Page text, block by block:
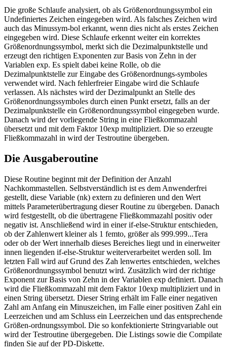
Die große Schlaufe analysiert, ob als Größenordnungssymbol ein
Undefiniertes Zeichen eingegeben wird. Als falsches Zeichen wird
auch das Minussym-bol erkannt, wenn dies nicht als erstes Zeichen
eingegeben wird. Diese Schlaufe erkennt weiter ein korrektes
Größenordnungssymbol, merkt sich die Dezimalpunktstelle und
erzeugt den richtigen Exponenten zur Basis von Zehn in der
Variablen exp. Es spielt dabei keine Rolle, ob die
Dezimalpunktstelle zur Eingabe des Größenordnungs-symboles
verwendet wird. Nach fehlerfreier Eingabe wird die Schlaufe
verlassen. Als nächstes wird der Dezimalpunkt an Stelle des
Größenordnungssymboles durch einen Punkt ersetzt, falls an der
Dezimalpunktstelle ein Größenordnungssymbol eingegeben wurde.
Danach wird der vorliegende String in eine Fließkommazahl
übersetzt und mit dem Faktor 10exp multipliziert. Die so erzeugte
Fließkommazahl in wird der Testroutine übergeben.
Die Ausgaberoutine
Diese Routine beginnt mit der Definition der Anzahl
Nachkommastellen. Selbstverständlich ist es dem Anwenderfrei
gestellt, diese Variable (nk) extern zu definieren und den Wert
mittels Parameterübertragung dieser Routine zu übergeben. Danach
wird festgestellt, ob die übertragene Fließkommazahl positiv oder
negativ ist. Anschließend wird in einer if-else-Struktur entschieden,
ob der Zahlenwert kleiner als 1 femto, größer als 999.999...Tera
oder ob der Wert innerhalb dieses Bereiches liegt und in einerweiter
innen liegenden if-else-Struktur weiterverarbeitet werden soll. Im
letzten Fall wird auf Grund des Zah lenwertes entschieden, welches
Größenordnungssymbol benutzt wird. Zusätzlich wird der richtige
Exponent zur Basis von Zehn in der Variablen exp definiert. Danach
wird die Fließkommazahl mit dem Faktor 10exp multipliziert und in
einen String übersetzt. Dieser String erhält im Falle einer negativen
Zahl am Anfang ein Minuszeichen, im Falle einer positiven Zahl ein
Leerzeichen und am Schluss ein Leerzeichen und das entsprechende
Größen-ordnungssymbol. Die so konfektionierte Stringvariable out
wird der Testroutine übergegeben. Die Listings sowie die Compilate
finden Sie auf der PD-Diskette.